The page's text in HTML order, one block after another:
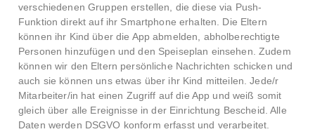
verschiedenen Gruppen erstellen, die diese via Push-
Funktion direkt auf ihr Smartphone erhalten. Die Eltern
können ihr Kind über die App abmelden, abholberechtigte
Personen hinzufügen und den Speiseplan einsehen. Zudem
können wir den Eltern persönliche Nachrichten schicken und
auch sie können uns etwas über ihr Kind mitteilen. Jede/r
Mitarbeiter/in hat einen Zugriff auf die App und weiß somit
gleich über alle Ereignisse in der Einrichtung Bescheid. Alle
Daten werden DSGVO konform erfasst und verarbeitet.